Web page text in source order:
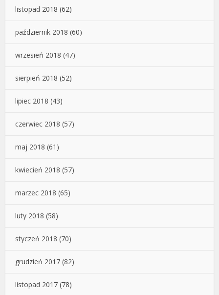
listopad 2018 (62)
październik 2018 (60)
wrzesień 2018 (47)
sierpień 2018 (52)
lipiec 2018 (43)
czerwiec 2018 (57)
maj 2018 (61)
kwiecień 2018 (57)
marzec 2018 (65)
luty 2018 (58)
styczeń 2018 (70)
grudzień 2017 (82)
listopad 2017 (78)